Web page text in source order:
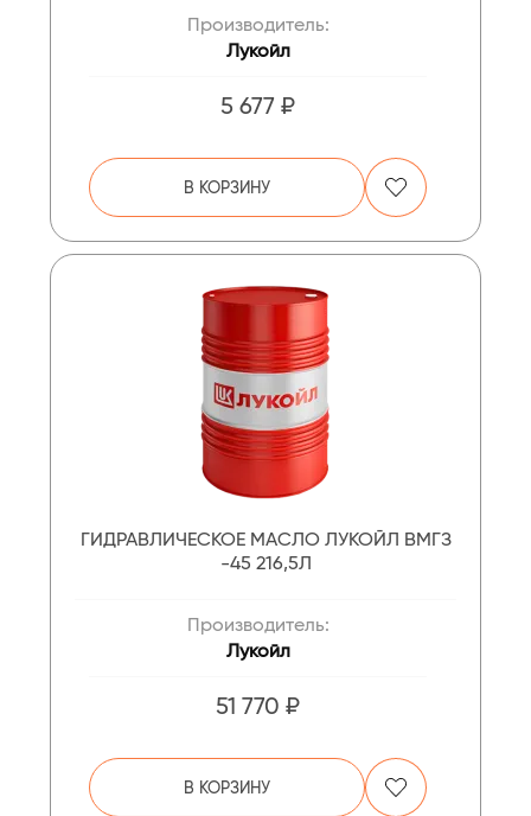
Производитель:
Лукойл
5 677 ₽
В КОРЗИНУ
ГИДРАВЛИЧЕСКОЕ МАСЛО ЛУКОЙЛ ВМГЗ
-45 216,5Л
Производитель:
Лукойл
51 770 ₽
В КОРЗИНУ